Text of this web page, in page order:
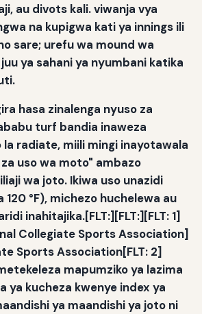
au divots kali. viwanja vya
na kupigwa kati ya innings ili
sare; urefu wa mound wa
ya sahani ya nyumbani katika
hasa zinalenga nyuso za
turf bandia inaweza
la radiate, miili mingi inayotawala
uso wa moto" ambazo
wa joto. Ikiwa uso unazidi
°F), michezo huchelewa au
inahitajika.[FLT:][FLT:][FLT: 1]
Collegiate Sports Association]
Sports Association[FLT: 2]
mapumziko ya lazima
ya kucheza kwenye index ya
ya maandishi ya joto ni